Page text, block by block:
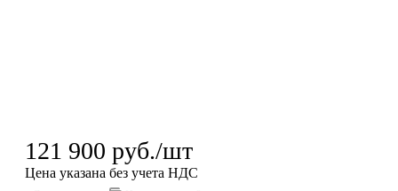
121 900 руб./шт
Цена указана без учета НДС